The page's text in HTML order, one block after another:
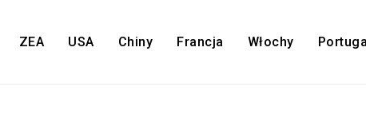
ZEA USA Chiny Francja Włochy